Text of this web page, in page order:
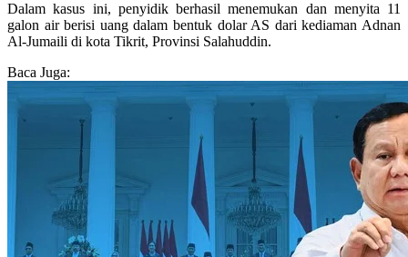
Dalam kasus ini, penyidik berhasil menemukan dan menyita 11
galon air berisi uang dalam bentuk dolar AS dari kediaman Adnan
Al-Jumaili di kota Tikrit, Provinsi Salahuddin.
Baca Juga: